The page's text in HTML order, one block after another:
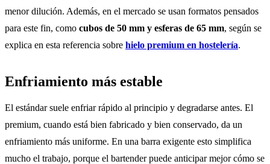
menor dilución. Además, en el mercado se usan formatos pensados
para este fin, como cubos de 50 mm y esferas de 65 mm, según se
explica en esta referencia sobre hielo premium en hostelería.
Enfriamiento más estable
El estándar suele enfriar rápido al principio y degradarse antes. El
premium, cuando está bien fabricado y bien conservado, da un
enfriamiento más uniforme. En una barra exigente esto simplifica
mucho el trabajo, porque el bartender puede anticipar mejor cómo se